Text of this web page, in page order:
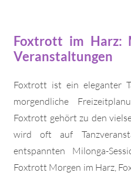
Foxtrott im Harz:
Veranstaltungen
Foxtrott ist ein eleganter
morgendliche
Foxtrott gehört zu den
wird oft auf
entspannten Milonga-
Foxtrott Morgen im Harz,